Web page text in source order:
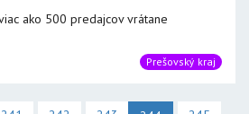
ako 500 predajcov vrátane
Prešovský kraj